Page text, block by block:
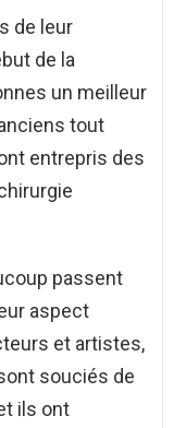
de leur
de la
un meilleur
tout
entrepris des
passent
aspect
et artistes,
souciés de
ils ont